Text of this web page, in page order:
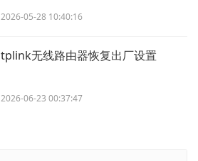
2026-05-28 10:40:16
tplink无线路由器恢复出厂设置
2026-06-23 00:37:47